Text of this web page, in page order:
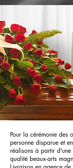
Pour la cérémonie des
personne disparue et
réalisons à partir
qualité beaux-arts